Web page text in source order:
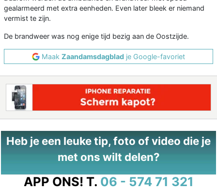
gealarmeerd met extra eenheden. Even later bleek er niemand
vermist te zijn.
De brandweer was nog enige tijd bezig aan de Oostzijde.
Maak Zaandamsdagblad je Google-favoriet
Heb je een leuke tip, foto of video die je
met ons wilt delen?
APP ONS! T. 06 - 574 71 321